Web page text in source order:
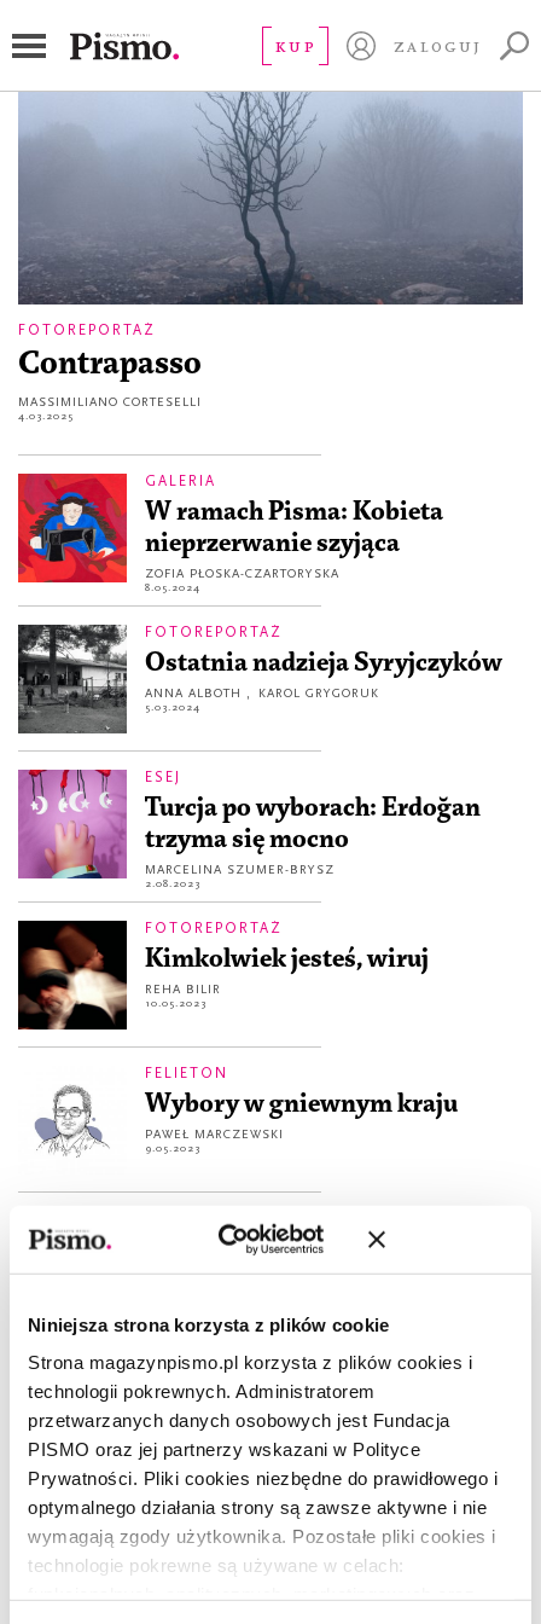
Niniejsza strona korzysta z plików cookie
Strona magazynpismo.pl korzysta z plików cookies i
technologii pokrewnych. Administratorem
przetwarzanych danych osobowych jest Fundacja
PISMO oraz jej partnerzy wskazani w Polityce
Prywatności. Pliki cookies niezbędne do prawidłowego i
optymalnego działania strony są zawsze aktywne i nie
wymagają zgody użytkownika. Pozostałe pliki cookies i
technologie pokrewne są używane w celach:
KUP ZALOGUJ
FOTOREPORTAŻ
Contrapasso
MASSIMILIANO CORTESELLI
4.03.2025
GALERIA
W ramach Pisma: Kobieta
nieprzerwanie szyjąca
ZOFIA PŁOSKA-CZARTORYSKA
8.05.2024
FOTOREPORTAŻ
Ostatnia nadzieja Syryjczyków
ANNA ALBOTH , KAROL GRYGORUK
5.03.2024
ESEJ
Turcja po wyborach: Erdoğan
trzyma się mocno
MARCELINA SZUMER-BRYSZ
2.08.2023
FOTOREPORTAŻ
Kimkolwiek jesteś, wiruj
REHA BILIR
10.05.2023
FELIETON
Wybory w gniewnym kraju
PAWEŁ MARCZEWSKI
9.05.2023
W Stambule jest wszystko
MIŁOSZ SZYMAŃSKI
MIGRACJE
Kurdystan
KAROL GRYGORUK
FELIETON
Dzień, kiedy sprzedali Kurdów
MARCIN WICHA